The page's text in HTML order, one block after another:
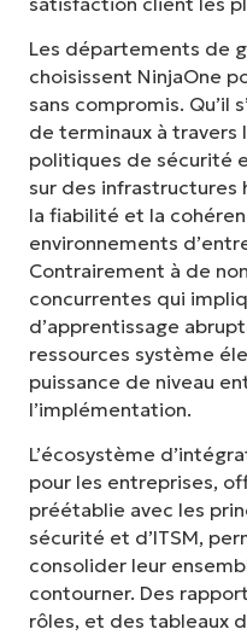
Les départements de
choisissent NinjaOne
sans compromis. Qu’il
de terminaux à travers
politiques de sécurité
sur des infrastructures
la fiabilité et la
environnements
Contrairement à de
concurrentes qui
d’apprentissage
ressources système
puissance de niveau
l’implémentation.
L’écosystème
pour les entreprises,
préétablie avec les
sécurité et d’ITSM,
consolider leur
contourner. Des
rôles, et des tableaux